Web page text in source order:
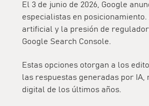
El 3 de junio de 2026, Google
especialistas en
artificial y la presión de
Google Search Console.
Estas opciones otorgan a los
las respuestas generadas por
digital de los últimos años.